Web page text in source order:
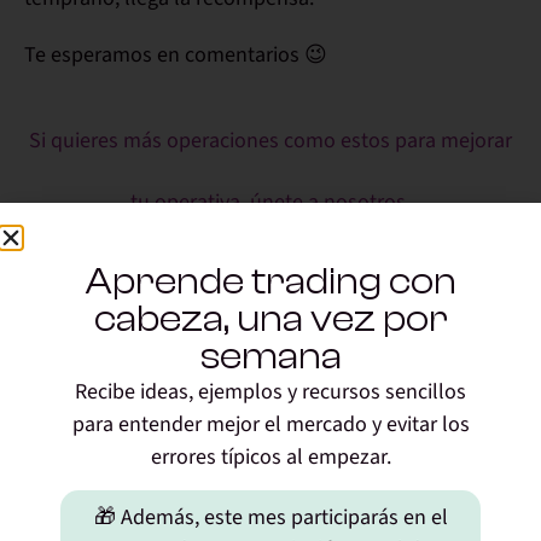
Te esperamos en comentarios 😉
Si quieres más operaciones como estos para mejorar
tu operativa, únete a nosotros.
AlexIbanez
Aprende trading con
cabeza, una vez por
semana
Recibe ideas, ejemplos y recursos sencillos
para entender mejor el mercado y evitar los
errores típicos al empezar.
🎁 Además, este mes participarás en el